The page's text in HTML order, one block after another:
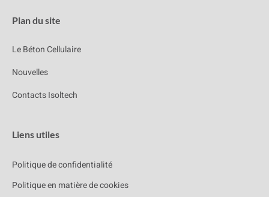
Plan du site
Le Béton Cellulaire
Nouvelles
Contacts Isoltech
Liens utiles
Politique de confidentialité
Politique en matière de cookies